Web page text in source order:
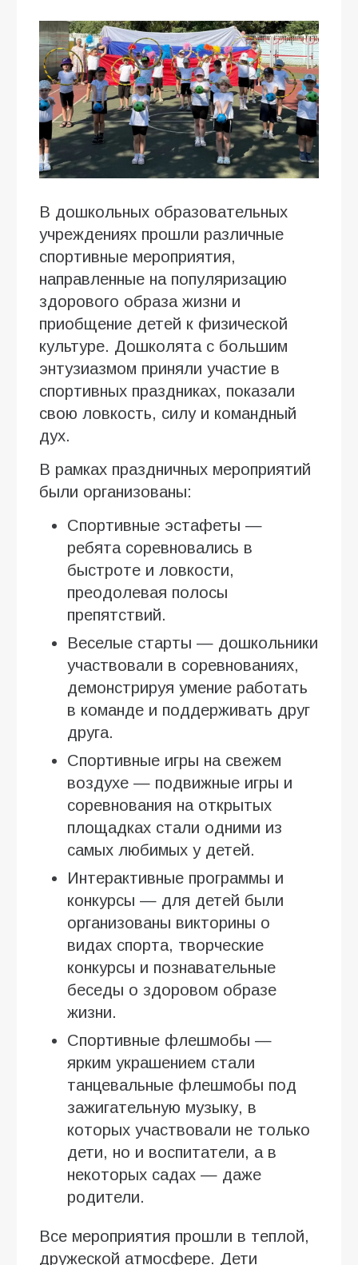
В дошкольных образовательных
учреждениях прошли различные
спортивные мероприятия,
направленные на популяризацию
здорового образа жизни и
приобщение детей к физической
культуре. Дошколята с большим
энтузиазмом приняли участие в
спортивных праздниках, показали
свою ловкость, силу и командный
дух.
В рамках праздничных мероприятий
были организованы:
Спортивные эстафеты —
ребята соревновались в
быстроте и ловкости,
преодолевая полосы
препятствий.
Веселые старты — дошкольники
участвовали в соревнованиях,
демонстрируя умение работать
в команде и поддерживать друг
друга.
Спортивные игры на свежем
воздухе — подвижные игры и
соревнования на открытых
площадках стали одними из
самых любимых у детей.
Интерактивные программы и
конкурсы — для детей были
организованы викторины о
видах спорта, творческие
конкурсы и познавательные
беседы о здоровом образе
жизни.
Спортивные флешмобы —
ярким украшением стали
танцевальные флешмобы под
зажигательную музыку, в
которых участвовали не только
дети, но и воспитатели, а в
некоторых садах — даже
родители.
Все мероприятия прошли в теплой,
дружеской атмосфере. Дети